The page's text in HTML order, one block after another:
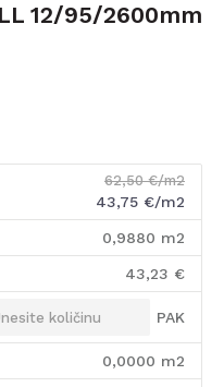
12/95/2600mm
62,50 €/m2
43,75 €/m2
0,9880 m2
43,23 €
PAK
0,0000 m2